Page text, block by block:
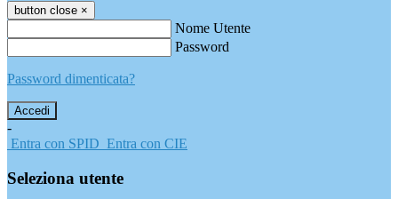
button close ×
Nome Utente
Password
Password dimenticata?
-
Entra con SPID Entra con CIE
Seleziona utente